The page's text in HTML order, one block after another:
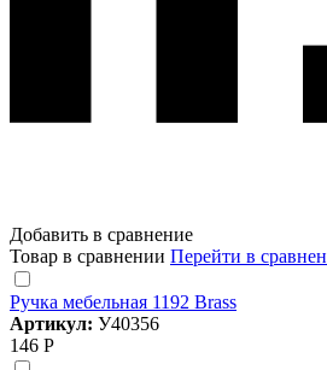
Добавить в сравнение
Товар в сравнении Перейти в
Ручка мебельная 1192 Brass
Артикул: У40356
146 Р